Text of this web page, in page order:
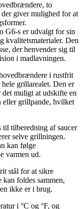
to
giver mulighed for at
G6-s er udvalgt for sin
kvalitetsmaterialer. Den
der henvender sig til
i madlavningen.
i rustfrit
grillarealet. Den er
det muligt at udskifte en
eller grillpande, hvilket
tilberedning af saucer
selve grillningen.
kan følge
varmen ud.
stål for at sikre
foldes sammen,
ikke er i brug.
i °C og °F, og